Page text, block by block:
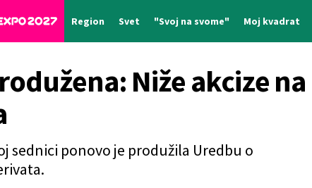
Region Svet "Svoj na svome" Moj kvadrat
Niže akcize na
sednici ponovo je produžila Uredbu o